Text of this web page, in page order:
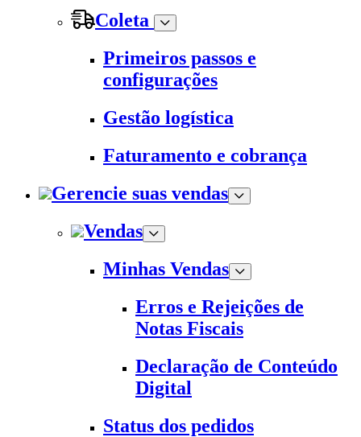
Coleta
Primeiros passos e
configurações
Gestão logística
Faturamento e cobrança
Gerencie suas vendas
Vendas
Minhas Vendas
Erros e Rejeições de
Notas Fiscais
Declaração de Conteúdo
Digital
Status dos pedidos